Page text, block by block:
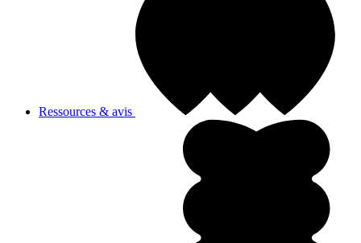
Ressources & avis